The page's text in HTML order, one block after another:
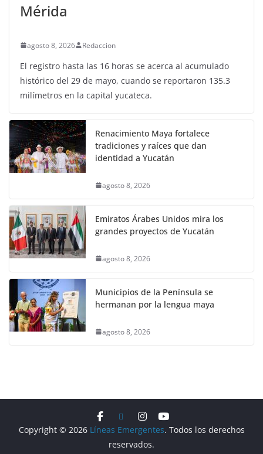
Mérida
agosto 8, 2026 Redaccion
El registro hasta las 16 horas se acerca al acumulado
histórico del 29 de mayo, cuando se reportaron 135.3
milímetros en la capital yucateca.
Renacimiento Maya fortalece
tradiciones y raíces que dan
identidad a Yucatán
agosto 8, 2026
Emiratos Árabes Unidos mira los
grandes proyectos de Yucatán
agosto 8, 2026
Municipios de la Península se
hermanan por la lengua maya
agosto 8, 2026
Copyright © 2026 Líneas Emergentes. Todos los derechos
reservados.